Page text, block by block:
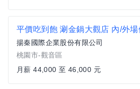
平價吃到飽 涮金鍋大觀店 內/外場
揚秦國際企業股份有限公司
桃園市-觀音區
月薪 44,000 至 46,000 元